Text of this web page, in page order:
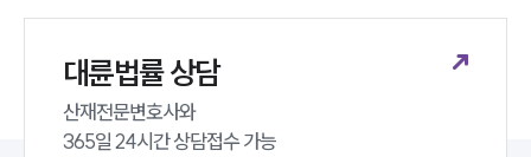
대륜법률 상담
산재전문변호사와
365일 24시간 상담접수 가능